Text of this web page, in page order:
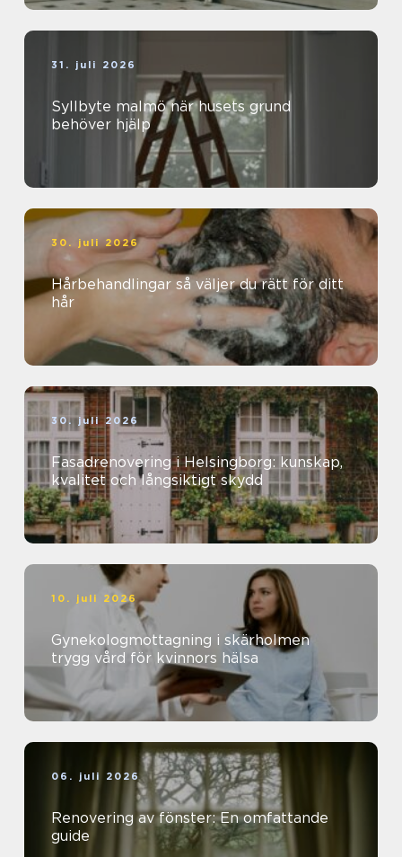
31. juli 2026
Syllbyte malmö när husets grund
behöver hjälp
30. juli 2026
Hårbehandlingar så väljer du rätt för ditt
hår
30. juli 2026
Fasadrenovering i Helsingborg: kunskap,
kvalitet och långsiktigt skydd
10. juli 2026
Gynekologmottagning i skärholmen
trygg vård för kvinnors hälsa
06. juli 2026
Renovering av fönster: En omfattande
guide